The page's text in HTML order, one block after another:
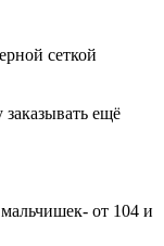
сеткой
ещё
от 104 и